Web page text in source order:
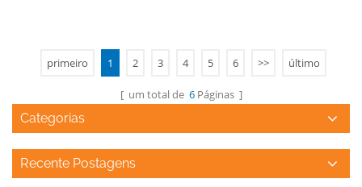
primeiro 1 2 3 4 5 6 >> último
[ um total de 6Páginas ]
Categorias
Recente Postagens